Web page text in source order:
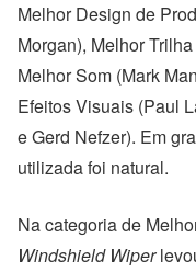
Melhor Design de
Morgan), Melhor
Melhor Som (Mark
Efeitos Visuais (Paul
e Gerd Nefzer). Em
utilizada foi natural.
Na categoria de
Windshield Wiper